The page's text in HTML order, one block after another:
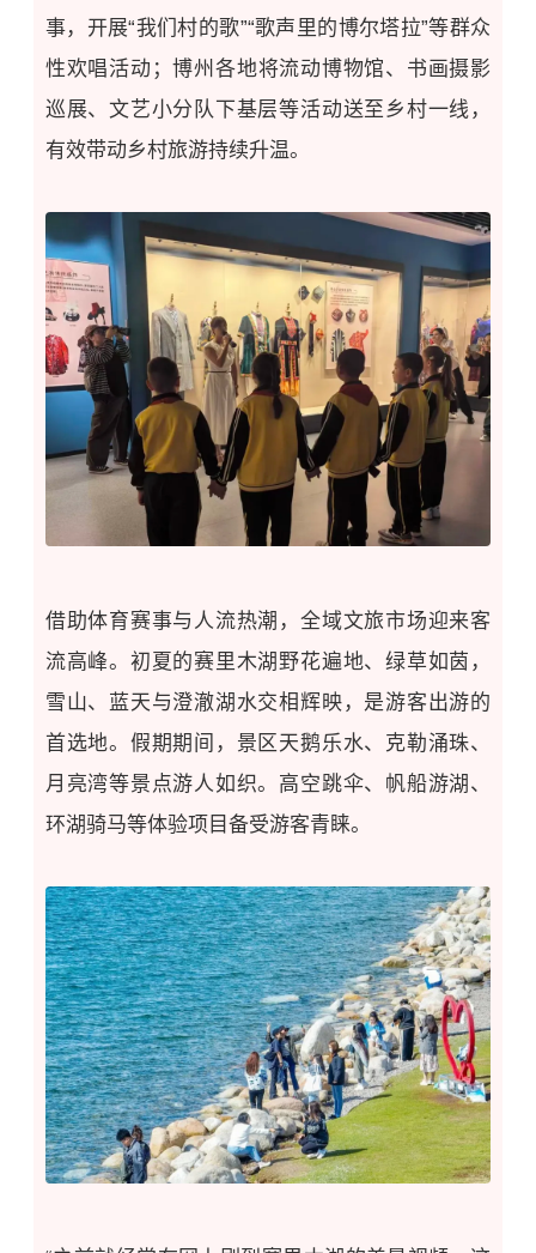
事，开展“我们村的歌”“歌声里的博尔塔拉”等群众
性欢唱活动 ；博州各地将流动博物馆、书画摄影
巡展、文艺小分队下基层等活动送至乡村一线，
有效带动乡村旅游持续升温。
借助体育赛事与人流热潮，全域文旅市场迎来客
流高峰。 初夏的赛里木湖 野花遍地、绿草如茵，
雪山、蓝天与澄澈湖水交相辉映，是游客出游的
首选地。假期期间，景区天鹅乐水、克勒涌珠、
月亮湾等景点游人如织。 高空跳伞、帆船游湖、
环湖骑马等体验项目 备受游客青睐。